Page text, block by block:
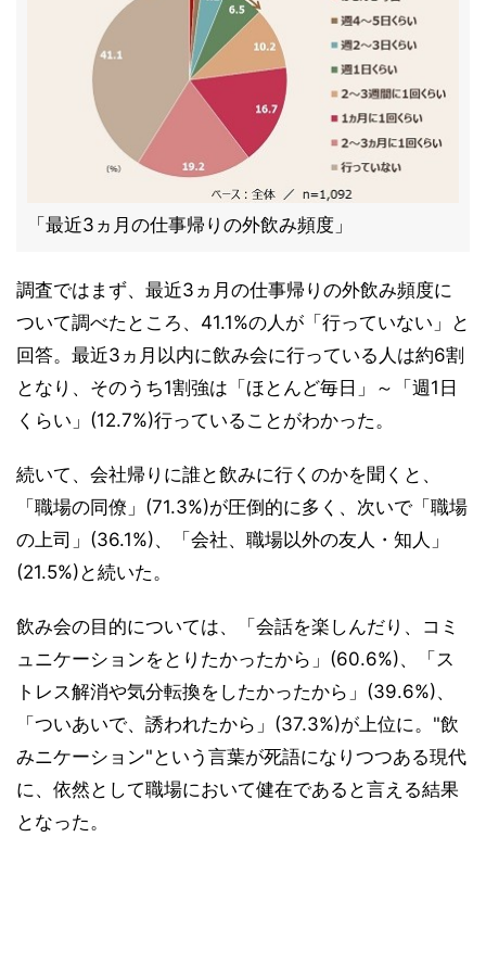
「最近3ヵ月の仕事帰りの外飲み頻度」
調査ではまず、最近3ヵ月の仕事帰りの外飲み頻度に
ついて調べたところ、41.1%の人が「行っていない」と
回答。最近3ヵ月以内に飲み会に行っている人は約6割
となり、そのうち1割強は「ほとんど毎日」～「週1日
くらい」(12.7%)行っていることがわかった。
続いて、会社帰りに誰と飲みに行くのかを聞くと、
「職場の同僚」(71.3%)が圧倒的に多く、次いで「職場
の上司」(36.1%)、「会社、職場以外の友人・知人」
(21.5%)と続いた。
飲み会の目的については、「会話を楽しんだり、コミ
ュニケーションをとりたかったから」(60.6%)、「ス
トレス解消や気分転換をしたかったから」(39.6%)、
「ついあいで、誘われたから」(37.3%)が上位に。"飲
みニケーション"という言葉が死語になりつつある現代
に、依然として職場において健在であると言える結果
となった。